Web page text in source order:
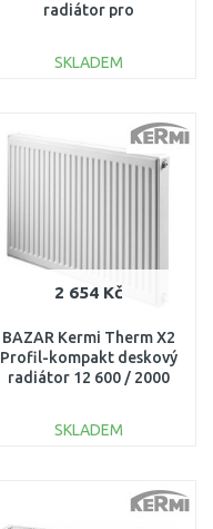
radiátor pro
ODŘENÉ, ROZBALENO!!
SKLADEM
Porovnat
2 654 Kč
BAZAR Kermi Therm X2
Profil-kompakt deskový
radiátor 12 600 / 2000
SKLADEM